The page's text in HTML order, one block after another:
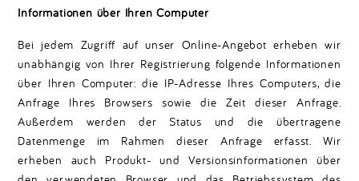
Informationen über Ihren Computer
Bei jedem Zugriff auf unser Online-Angebot erheben wir
unabhängig von Ihrer Registrierung folgende Informationen
über Ihren Computer: die IP-Adresse Ihres Computers, die
Anfrage Ihres Browsers sowie die Zeit dieser Anfrage.
Außerdem werden der Status und die übertragene
Datenmenge im Rahmen dieser Anfrage erfasst. Wir
erheben auch Produkt- und Versionsinformationen über